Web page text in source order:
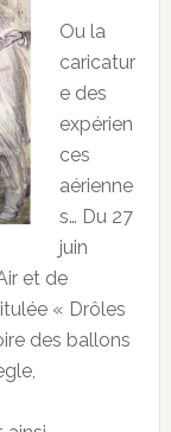
Ou la
caricatur
e des
expérien
ces
aérienne
s… Du 27
juin
et de
« Drôles
des ballons